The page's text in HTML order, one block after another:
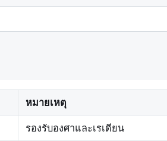
หมายเหตุ
รองรับองศาและเรเดียน